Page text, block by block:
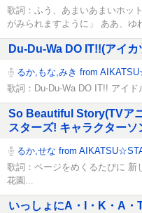
歌詞：ふう、あまいあまいホッ
がみられますように」 ああ、ゆ
Du-Du-Wa DO IT!!(アイカ
るか,もな,みき from
歌詞：Du-Du-Wa DO IT!! アイド
So Beautiful Story(TVア
スターズ! キャラクターソ
るか,せな from
歌詞：ページをめくるたびに 新
花園...
いっしょにA・I・K・A・